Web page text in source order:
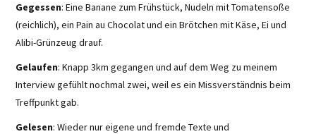
Gegessen: Eine Banane zum Frühstück, Nudeln mit Tomatensoße
(reichlich), ein Pain au Chocolat und ein Brötchen mit Käse, Ei und
Alibi-Grünzeug drauf.
Gelaufen: Knapp 3km gegangen und auf dem Weg zu meinem
Interview gefühlt nochmal zwei, weil es ein Missverständnis beim
Treffpunkt gab.
Gelesen: Wieder nur eigene und fremde Texte und